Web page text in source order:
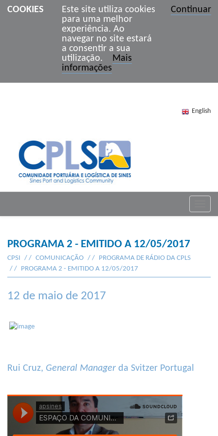
COOKIES
Este site utiliza cookies
para uma melhor
experiência. Ao
navegar no site estará
a consentir a sua
utilização. Mais
informações
Continuar
English
PROGRAMA 2 - EMITIDO A 12/05/2017
CPSI COMUNICAÇÃO
PROGRAMA DE RÁDIO DA CPLS
PROGRAMA 2 - EMITIDO A 12/05/2017
12 de maio de 2017
Rui Cruz, General Manager da Svitzer Portugal